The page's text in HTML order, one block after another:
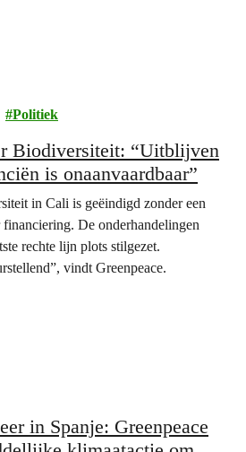
Politiek
Biodiversiteit: “Uitblijven
is onaanvaardbaar”
in Cali is geëindigd zonder een
De onderhandelingen
rechte lijn plots stilgezet.
vindt Greenpeace.
in Spanje: Greenpeace